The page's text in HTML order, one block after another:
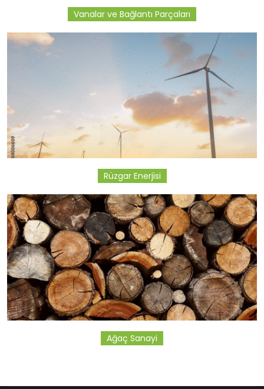
Vanalar ve Bağlantı Parçaları
Rüzgar Enerjisi
Ağaç Sanayi